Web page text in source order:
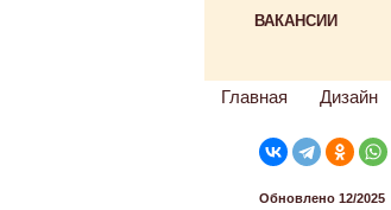
ВАКАНСИИ
Главная Дизайн
Обновлено 12/2025